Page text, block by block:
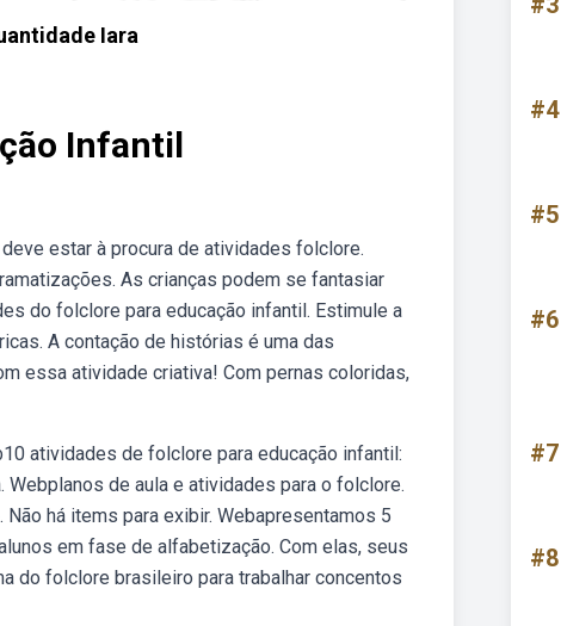
Iara
Infantil
estar à procura de atividades folclore.
As crianças podem se fantasiar
do folclore para educação infantil. Estimule a
A contação de histórias é uma das
essa atividade criativa! Com pernas coloridas,
atividades de folclore para educação infantil:
de aula e atividades para o folclore.
há items para exibir. Webapresentamos 5
em fase de alfabetização. Com elas, seus
do folclore brasileiro para trabalhar concentos
#4
#5
#6
#7
#8